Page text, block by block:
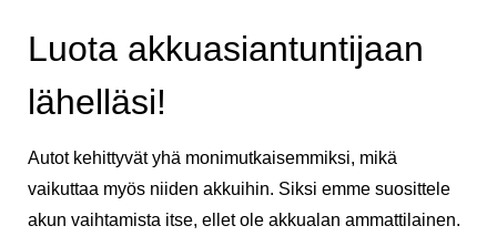
Luota akkuasiantuntijaan
lähelläsi!
Autot kehittyvät yhä monimutkaisemmiksi, mikä
vaikuttaa myös niiden akkuihin. Siksi emme suosittele
akun vaihtamista itse, ellet ole akkualan ammattilainen.